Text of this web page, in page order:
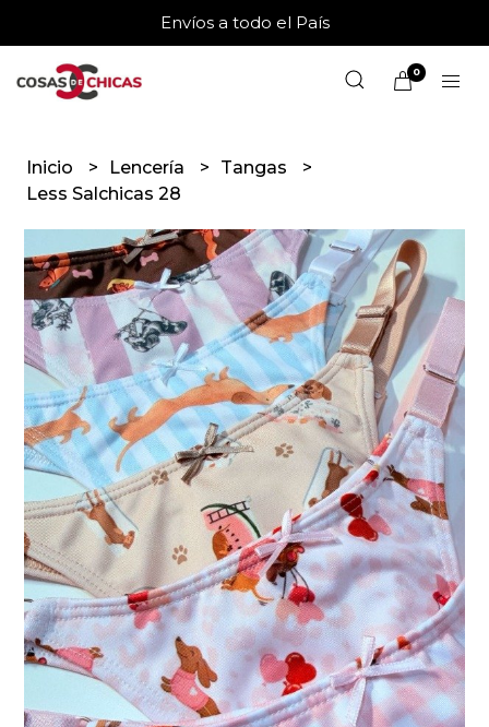
Envíos a todo el País
0
Inicio Lencería
Tangas
Less Salchicas 28